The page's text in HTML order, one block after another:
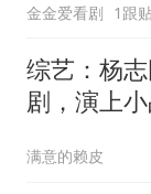
金金爱看剧 1跟
综艺：杨
剧，演上
满意的赖皮